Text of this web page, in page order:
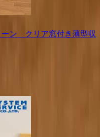
ン クリア窓付き薄型収